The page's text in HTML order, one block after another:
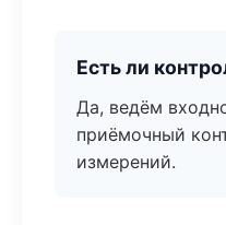
Есть ли
Да, ведём
приёмочный
измерений.